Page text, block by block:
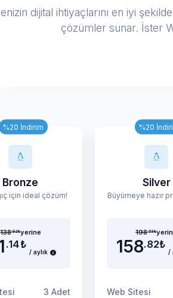
dijital ihtiyaçlarını en iyi
çözümler sunar. İster
%20 İndirim
Bronze
için ideal çözüm!
.14₺
/ aylık
138.92₺yerine
3 Adet
%20
Silver
158.82₺
/
198.53₺
Web Sitesi